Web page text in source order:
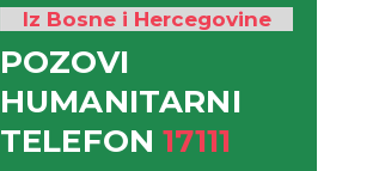
Iz Bosne i Hercegovine
POZOVI
HUMANITARNI
TELEFON 17111